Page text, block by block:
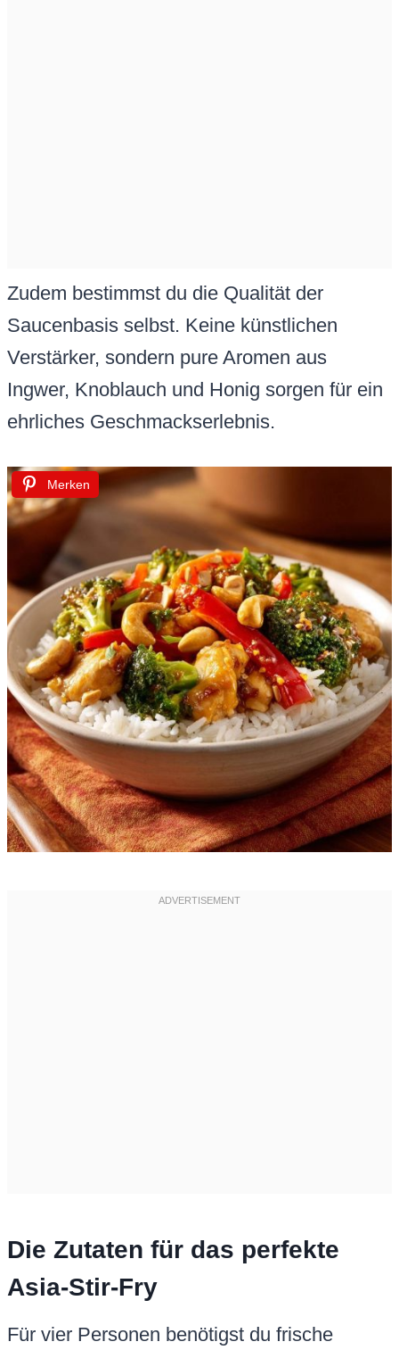
Zudem bestimmst du die Qualität der
Saucenbasis selbst. Keine künstlichen
Verstärker, sondern pure Aromen aus
Ingwer, Knoblauch und Honig sorgen für ein
ehrliches Geschmackserlebnis.
Merken
Die Zutaten für das perfekte
Asia-Stir-Fry
Für vier Personen benötigst du frische